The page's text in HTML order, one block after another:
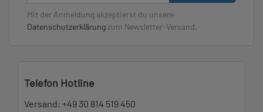
Mit der Anmeldung akzeptierst du unsere
Datenschutzerklärung zum Newsletter-Versand.
Telefon Hotline
Versand: +49 30 814 519 450